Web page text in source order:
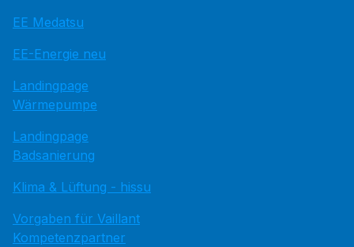
EE Medatsu
EE-Energie neu
Landingpage
Wärmepumpe
Landingpage
Badsanierung
Klima & Lüftung - hissu
Vorgaben für Vaillant
Kompetenzpartner